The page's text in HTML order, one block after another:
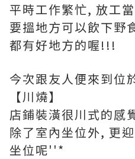
平時工作繁忙, 放工
要搵地方可以飲下野
都有好地方的喔!!!
今次跟友人便來到位
【川燒】
店鋪裝潢很川式的感
除了室內坐位外, 更
坐位呢''*